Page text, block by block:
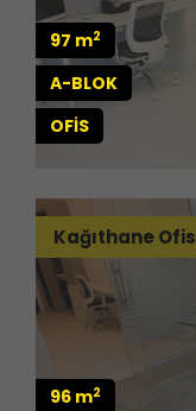
97 m2
A-BLOK
OFİS
Kağıthane Ofis
96 m2